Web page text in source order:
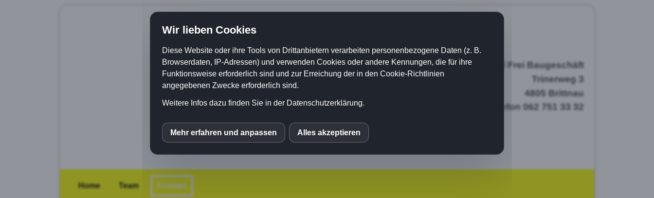
Paul Frei Baugeschäft
Trinerweg 3
4805 Brittnau
Telefon 062 751 33 32
Home Team Kontakt
Wir lieben Cookies
Diese Website oder ihre Tools von Drittanbietern verarbeiten personenbezogene Daten (z. B.
Browserdaten, IP-Adressen) und verwenden Cookies oder andere Kennungen, die für ihre
Funktionsweise erforderlich sind und zur Erreichung der in den Cookie-Richtlinien
angegebenen Zwecke erforderlich sind.
Weitere Infos dazu finden Sie in der Datenschutzerklärung.
inCMS
Mehr erfahren und anpassen Alles akzeptieren